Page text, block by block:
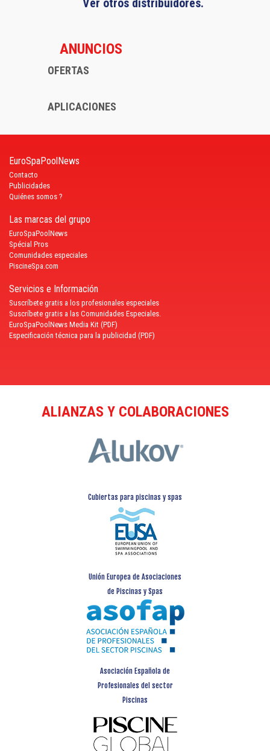
ANUNCIOS
OFERTAS
APLICACIONES
EuroSpaPoolNews
Contacto
Publicidades
Quiénes somos ?
Las marcas del grupo
EuroSpaPoolNews
Spécial Pros
Comunidades especiales
PiscineSpa.com
Servicios e Información
Suscríbete gratis a los profesionales especiales
Suscríbete gratis a las Comunidades Especiales.
EuroSpaPoolNews Media Kit (PDF)
Especificación técnica para la publicidad (PDF)
ALIANZAS Y COLABORACIONES
Cubiertas para piscinas y spas
Unión Europea de Asociaciones
de Piscinas y Spas
Asociación Española de
Profesionales del sector
Piscinas